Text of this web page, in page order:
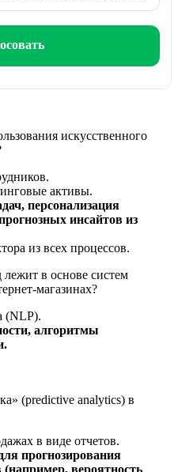
искусственного
активы.
персонализация
инсайтов из
из всех процессов.
в основе систем
магазинах?
(NLP).
алгоритмы
(predictive analytics) в
в виде отчетов.
прогнозирования
(например, вероятность